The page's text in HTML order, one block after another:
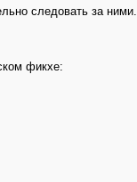
следовать за ними.
фикхе: